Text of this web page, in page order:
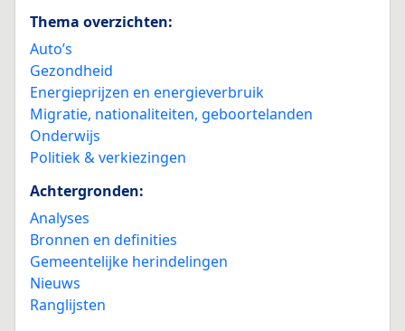
Thema overzichten:
Auto’s
Gezondheid
Energieprijzen en energieverbruik
Migratie, nationaliteiten, geboortelanden
Onderwijs
Politiek & verkiezingen
Achtergronden:
Analyses
Bronnen en definities
Gemeentelijke herindelingen
Nieuws
Ranglijsten